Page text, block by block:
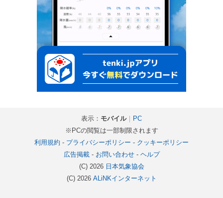
表示： モバイル｜ PC
※PCの閲覧は一部制限されます
利用規約 - プライバシーポリシー - クッキーポリシー
広告掲載- お問い合わせ- ヘルプ
(C) 2026 日本気象協会
(C) 2026 ALiNKインターネット